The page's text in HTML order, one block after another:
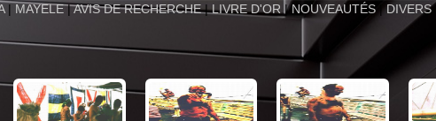
| MAYELE|AVIS DE RECHERCHE|LIVRE D'OR |NOUVEAUTÉS |DIVERS|